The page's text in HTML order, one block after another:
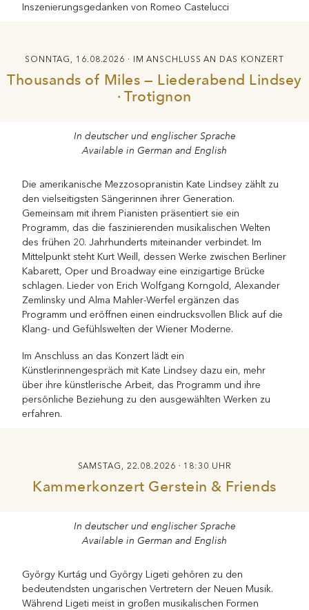
Inszenierungsgedanken von Romeo Castelucci
SONNTAG, 16.08.2026 · IM ANSCHLUSS AN DAS KONZERT
Thousands of Miles — Liederabend Lindsey
· Trotignon
In deutscher und englischer Sprache
Available in German and English
Die amerikanische Mezzosopranistin Kate Lindsey zählt zu
den vielseitigsten Sängerinnen ihrer Generation.
Gemeinsam mit ihrem Pianisten präsentiert sie ein
Programm, das die faszinierenden musikalischen Welten
des frühen 20. Jahrhunderts miteinander verbindet. Im
Mittelpunkt steht Kurt Weill, dessen Werke zwischen Berliner
Kabarett, Oper und Broadway eine einzigartige Brücke
schlagen. Lieder von Erich Wolfgang Korngold, Alexander
Zemlinsky und Alma Mahler-Werfel ergänzen das
Programm und eröffnen einen eindrucksvollen Blick auf die
Klang- und Gefühlswelten der Wiener Moderne.
Im Anschluss an das Konzert lädt ein
Künstlerinnengespräch mit Kate Lindsey dazu ein, mehr
über ihre künstlerische Arbeit, das Programm und ihre
persönliche Beziehung zu den ausgewählten Werken zu
erfahren.
SAMSTAG, 22.08.2026 · 18:30 UHR
Kammerkonzert Gerstein & Friends
In deutscher und englischer Sprache
Available in German and English
György Kurtág und György Ligeti gehören zu den
bedeutendsten ungarischen Vertretern der Neuen Musik.
Während Ligeti meist in großen musikalischen Formen